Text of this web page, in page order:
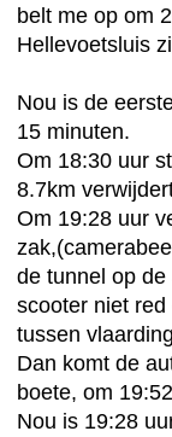
belt me op om
Hellevoetsluis
Nou is de
15 minuten.
Om 18:30 uur
8.7km
Om 19:28 uur
de tunnel op
scooter niet
tussen
Dan komt de
boete, om
Nou is 19:28